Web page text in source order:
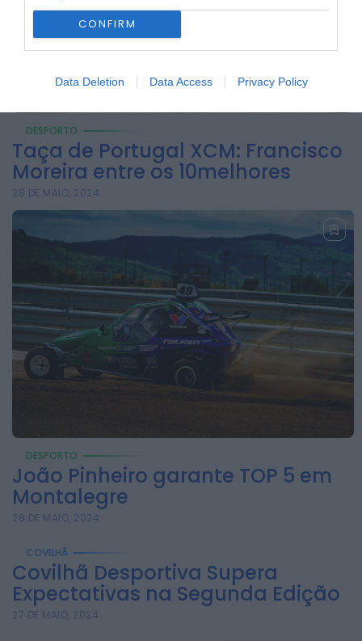
CONFIRM
Data Deletion Data Access Privacy Policy
DESPORTO
Taça de Portugal XCM: Francisco
Moreira entre os 10melhores
28 DE MAIO, 2024
DESPORTO
João Pinheiro garante TOP 5 em
Montalegre
28 DE MAIO, 2024
COVILHÃ
Covilhã Desportiva Supera
Expectativas na Segunda Edição
27 DE MAIO, 2024